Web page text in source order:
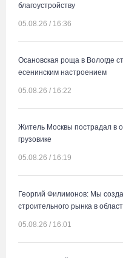
благоустройству
05.08.26 / 16:36
Осановская роща в Вологде
есенинским настроением
05.08.26 / 16:22
Житель Москвы пострадал в
грузовике
05.08.26 / 16:19
Георгий Филимонов: Мы
строительного рынка в
05.08.26 / 16:01